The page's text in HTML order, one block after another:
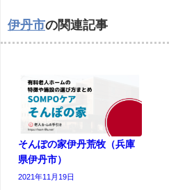
伊丹市の関連記事
そんぽの家伊丹荒牧（兵庫
県伊丹市）
2021年11月19日